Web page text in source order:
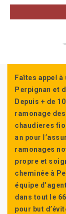
Faîtes appel
Perpignan et
Depuis + de
ramonage
chaudieres
an pour
ramonages
propre et
cheminée à
équipe
dans tout le
pour but